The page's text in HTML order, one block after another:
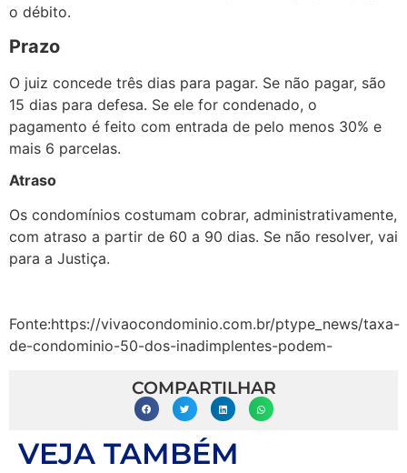
o débito.
Prazo
O juiz concede três dias para pagar. Se não pagar, são
15 dias para defesa. Se ele for condenado, o
pagamento é feito com entrada de pelo menos 30% e
mais 6 parcelas.
Atraso
Os condomínios costumam cobrar, administrativamente,
com atraso a partir de 60 a 90 dias. Se não resolver, vai
para a Justiça.
Fonte:https://vivaocondominio.com.br/ptype_news/taxa-
de-condominio-50-dos-inadimplentes-podem-
COMPARTILHAR
VEJA TAMBÉM